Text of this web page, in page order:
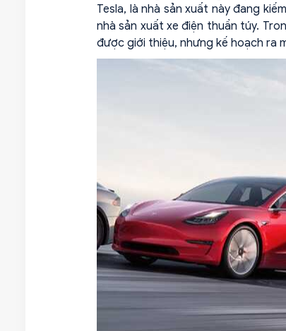
Tesla, là nhà sản xuất này đang
nhà sản xuất xe điện thuần túy.
được giới thiệu, nhưng kế hoạch ra